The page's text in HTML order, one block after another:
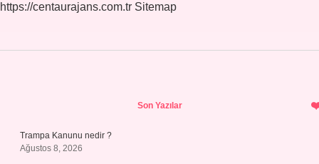
https://centaurajans.com.tr Sitemap
Son Yazılar
Trampa Kanunu nedir ?
Ağustos 8, 2026